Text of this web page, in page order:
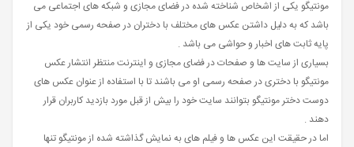
مونتیگو یکی از اشخاص شناخته شده در فضای مجازی و شبکه های اجتماعی می
باشد که به دلیل داشتن عکس های مختلف با دختران در صفحه رسمی خود یکی از
پایه ثابت های اخبار و حواشی می باشد .
بسیاری از سایت ها و صفحات در فضای مجازی و اینترنت منتظر انتشار عکس
مونتیگو با دختری در صفحه رسمی او می باشند تا با استفاده از عنوان عکس های
دوست دختر مونتیگو بتوانند سایت خود را بیش از قبل مورد بازدید کاربران قرار
دهند .
اما در حقیقت این عکس ها و فیلم های به نمایش گذاشته شده از مونتیگو تنها